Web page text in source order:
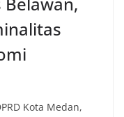
Kota Medan,